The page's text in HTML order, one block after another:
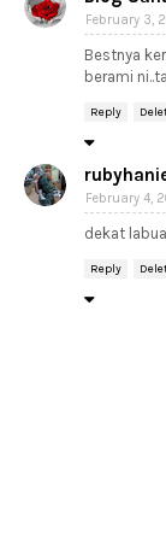
February 3,
Bestnya
berami
Reply
February 4,
dekat
Reply